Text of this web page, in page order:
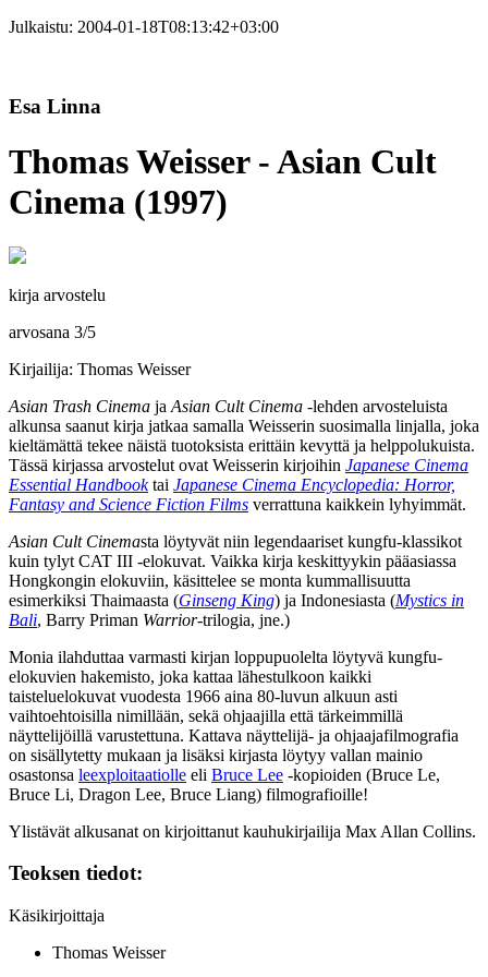
Julkaistu: 2004-01-18T08:13:42+03:00
Esa Linna
Thomas Weisser - Asian Cult
Cinema (1997)
kirja arvostelu
arvosana 3/5
Kirjailija: Thomas Weisser
Asian Trash Cinema ja Asian Cult Cinema ‑lehden arvosteluista
alkunsa saanut kirja jatkaa samalla Weisserin suosimalla linjalla, joka
kieltämättä tekee näistä tuotoksista erittäin kevyttä ja helppolukuista.
Tässä kirjassa arvostelut ovat Weisserin kirjoihin Japanese Cinema
Essential Handbooktai Japanese Cinema Encyclopedia: Horror,
Fantasy and Science Fiction Films verrattuna kaikkein lyhyimmät.
Asian Cult Cinemasta löytyvät niin legendaariset kungfu-klassikot
kuin tylyt CAT III ‑elokuvat. Vaikka kirja keskittyykin pääasiassa
Hongkongin elokuviin, käsittelee se monta kummallisuutta
esimerkiksi Thaimaasta (Ginseng King) ja Indonesiasta (Mystics in
Bali, Barry Priman Warrior-trilogia, jne.)
Monia ilahduttaa varmasti kirjan loppupuolelta löytyvä kungfu-
elokuvien hakemisto, joka kattaa lähestulkoon kaikki
taisteluelokuvat vuodesta 1966 aina 80‑luvun alkuun asti
vaihtoehtoisilla nimillään, sekä ohjaajilla että tärkeimmillä
näyttelijöillä varustettuna. Kattava näyttelijä‑ ja ohjaajafilmografia
on sisällytetty mukaan ja lisäksi kirjasta löytyy vallan mainio
osastonsa leexploitaatiolle eli Bruce Lee ‑kopioiden (Bruce Le,
Bruce Li, Dragon Lee, Bruce Liang) filmografioille!
Ylistävät alkusanat on kirjoittanut kauhukirjailija Max Allan Collins.
Teoksen tiedot:
Käsikirjoittaja
Thomas Weisser